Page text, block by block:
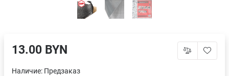
13.00 BYN
Наличие: Предзаказ